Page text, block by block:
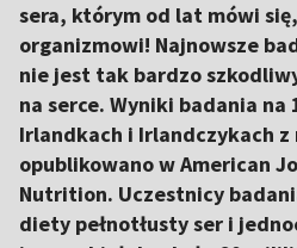
sera, którym od lat mówi
organizmowi! Najnowsze
nie jest tak bardzo
na serce. Wyniki badania na
Irlandkach i Irlandczykach z
opublikowano w American
Nutrition. Uczestnicy
diety pełnotłusty ser i